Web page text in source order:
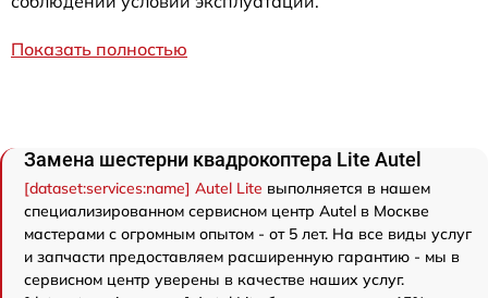
Показать полностью
Замена шестерни квадрокоптера Lite Autel
[dataset:services:name] Autel Lite выполняется в нашем
специализированном сервисном центр Autel в Москве
мастерами с огромным опытом - от 5 лет. На все виды услуг
и запчасти предоставляем расширенную гарантию - мы в
сервисном центр уверены в качестве наших услуг.